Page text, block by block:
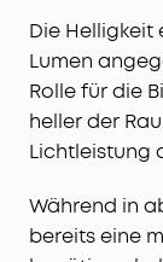
Die Helligkeit
Lumen
Rolle für die
heller der
Lichtleistung
Während in
bereits eine